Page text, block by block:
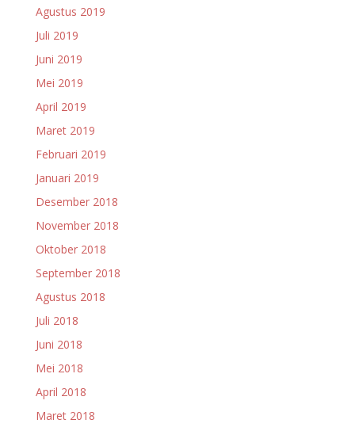
Agustus 2019
Juli 2019
Juni 2019
Mei 2019
April 2019
Maret 2019
Februari 2019
Januari 2019
Desember 2018
November 2018
Oktober 2018
September 2018
Agustus 2018
Juli 2018
Juni 2018
Mei 2018
April 2018
Maret 2018